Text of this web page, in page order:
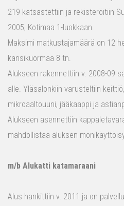
219 katsastettiin ja rekisteröitiin
2005, Kotimaa 1-luokkaan.
Maksimi matkustajamäärä on 12
kansikuormaa 8 tn.
Alukseen rakennettiin v. 2008-09
alle. Yläsalonkiin varusteltiin
mikroaaltouuni, jääkaappi ja
Alukseen asennettiin
mahdollistaa aluksen
m/b Alukatti katamaraani
Alus hankittiin v. 2011 ja on